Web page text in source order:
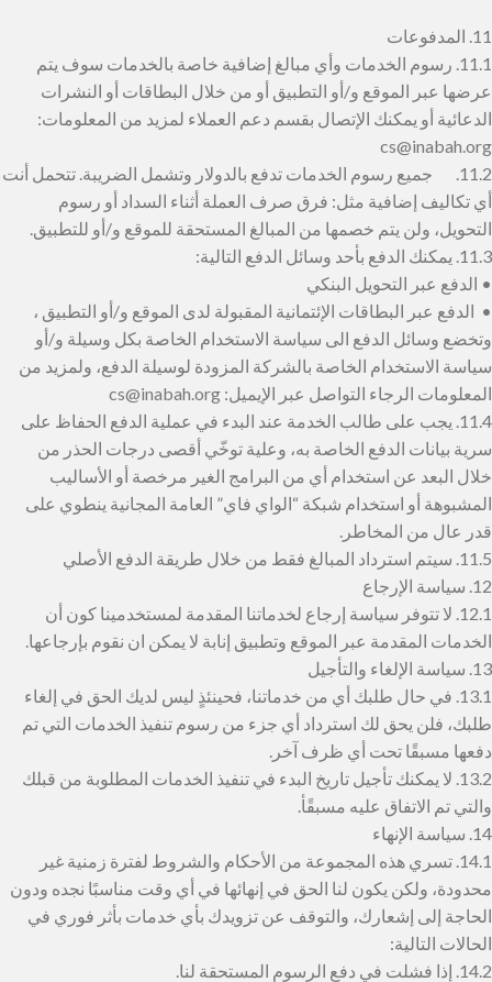
11. المدفوعات
11.1. رسوم الخدمات وأي مبالغ إضافية خاصة بالخدمات سوف يتم
عرضها عبر الموقع و/أو التطبيق أو من خلال البطاقات أو النشرات
الدعائية أو يمكنك الإتصال بقسم دعم العملاء لمزيد من المعلومات:
cs@inabah.org
11.2. جميع رسوم الخدمات تدفع بالدولار وتشمل الضريبة. تتحمل أنت
أي تكاليف إضافية مثل: فرق صرف العملة أثناء السداد أو رسوم
التحويل، ولن يتم خصمها من المبالغ المستحقة للموقع و/أو للتطبيق.
11.3. يمكنك الدفع بأحد وسائل الدفع التالية:
• الدفع عبر التحويل البنكي
• الدفع عبر البطاقات الإئتمانية المقبولة لدى الموقع و/أو التطبيق ،
وتخضع وسائل الدفع الى سياسة الاستخدام الخاصة بكل وسيلة و/أو
سياسة الاستخدام الخاصة بالشركة المزودة لوسيلة الدفع، ولمزيد من
المعلومات الرجاء التواصل عبر الإيميل: cs@inabah.org
11.4. يجب على طالب الخدمة عند البدء في عملية الدفع الحفاظ على
سرية بيانات الدفع الخاصة به، وعلية توخّي أقصى درجات الحذر من
خلال البعد عن استخدام أي من البرامج الغير مرخصة أو الأساليب
المشبوهة أو استخدام شبكة “الواي فاي” العامة المجانية ينطوي على
قدر عال من المخاطر.
11.5. سيتم استرداد المبالغ فقط من خلال طريقة الدفع الأصلي
12. سياسة الإرجاع
12.1. لا تتوفر سياسة إرجاع لخدماتنا المقدمة لمستخدمينا كون أن
الخدمات المقدمة عبر الموقع وتطبيق إنابة لا يمكن ان نقوم بإرجاعها.
13. سياسة الإلغاء والتأجيل
13.1. في حال طلبك أي من خدماتنا، فحينئذٍ ليس لديك الحق في إلغاء
طلبك، فلن يحق لك استرداد أي جزء من رسوم تنفيذ الخدمات التي تم
دفعها مسبقًا تحت أي ظرف آخر.
13.2. لا يمكنك تأجيل تاريخ البدء في تنفيذ الخدمات المطلوبة من قبلك
والتي تم الاتفاق عليه مسبقًأ.
14. سياسة الإنهاء
14.1. تسري هذه المجموعة من الأحكام والشروط لفترة زمنية غير
محدودة، ولكن يكون لنا الحق في إنهائها في أي وقت مناسبًا نجده ودون
الحاجة إلى إشعارك، والتوقف عن تزويدك بأي خدمات بأثر فوري في
الحالات التالية:
14.2. إذا فشلت في دفع الرسوم المستحقة لنا.